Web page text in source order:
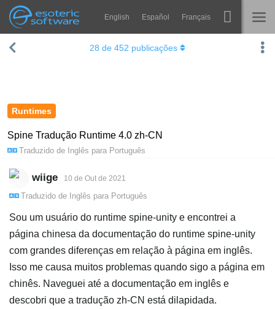
Esoteric Software
Navigation English Español Français
INÍCIO Spine
Aprender
Perguntas Frequentes
Experimente agora
Comprar
Runtimes
Spine Tradução Runtime 4.0 zh-CN
Traduzido de Inglês para Português
28 de 452 publicações
wiige 10 de Out de 2021
Traduzido de Inglês para Português
Sou um usuário do runtime spine-unity e encontrei a
página chinesa da documentação do runtime spine-unity
com grandes diferenças em relação à página em inglês.
Isso me causa muitos problemas quando sigo a página em
chinês. Naveguei até a documentação em inglês e
descobri que a tradução zh-CN está dilapidada.